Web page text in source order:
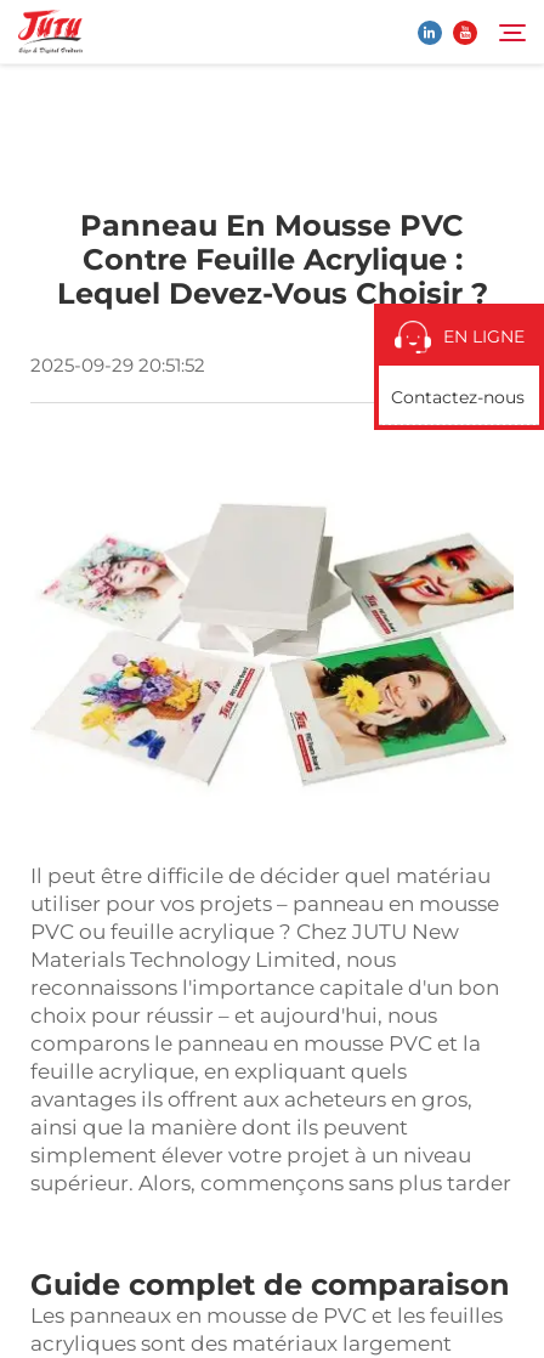
Produits
À Propos de Nous
Application
EN LIGNE
Contactez-nous
Panneau En Mousse PVC
Contre Feuille Acrylique :
Lequel Devez-Vous Choisir ?
2025-09-29 20:51:52
Il peut être difficile de décider quel matériau
utiliser pour vos projets – panneau en mousse
PVC ou feuille acrylique ? Chez JUTU New
Materials Technology Limited, nous
reconnaissons l'importance capitale d'un bon
choix pour réussir – et aujourd'hui, nous
comparons le panneau en mousse PVC et la
feuille acrylique, en expliquant quels
avantages ils offrent aux acheteurs en gros,
ainsi que la manière dont ils peuvent
simplement élever votre projet à un niveau
supérieur. Alors, commençons sans plus tarder
Guide complet de comparaison
Les panneaux en mousse de PVC et les feuilles
acryliques sont des matériaux largement